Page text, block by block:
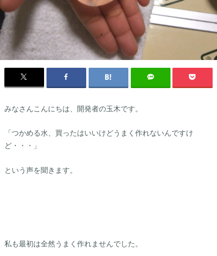
みなさんこんにちは、開発者の玉木です。
「つかめる水、買ったはいいけどうまく作れないんですけ
ど・・・」
という声を聞きます。
私も最初は全然うまく作れませんでした。